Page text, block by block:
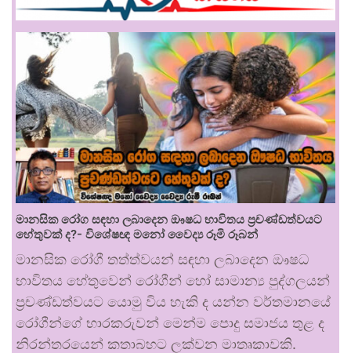
මානසික රෝග සඳහා ලබාදෙන ඖෂධ භාවිතය ප්‍රචණ්ඩත්වයට
හේතුවක් ද?- විශේෂඥ මනෝ වෛද්‍ය රූමි රූබන්
මානසික රෝගී තත්ත්වයන් සඳහා ලබාදෙන ඖෂධ
භාවිතය හේතුවෙන් රෝගීන් හෝ සාමාන්‍ය පුද්ගලයන්
ප්‍රචණ්ඩත්වයට යොමු විය හැකි ද යන්න වර්තමානයේ
රෝගීන්ගේ භාරකරුවන් මෙන්ම පොදු සමාජය තුළ ද
නිරන්තරයෙන් කතාබහට ලක්වන මාතෘකාවකි.